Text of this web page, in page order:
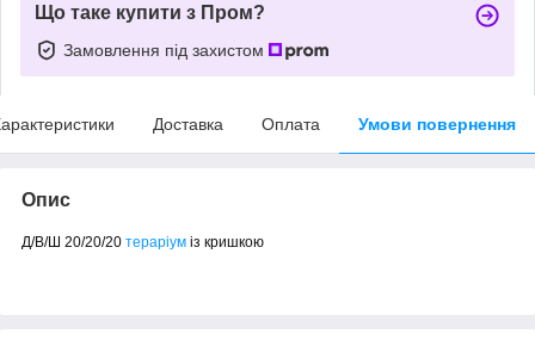
Що таке купити з Пром?
Замовлення під захистом
Доставка Оплата Умови повернення
Опис
Д/В/Ш 20/20/20 тераріум із кришкою